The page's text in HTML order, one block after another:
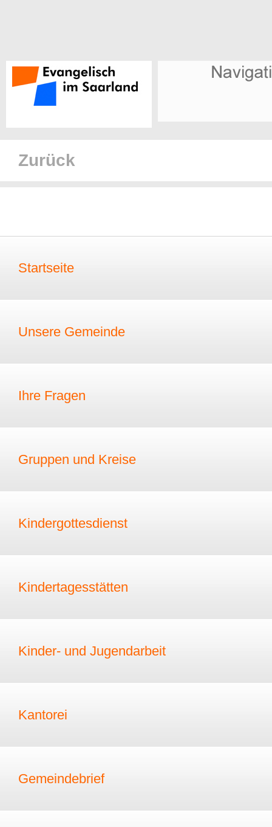
Zurück
Startseite
Unsere Gemeinde
Ihre Fragen
Gruppen und Kreise
Kindergottesdienst
Kindertagesstätten
Kinder- und Jugendarbeit
Kantorei
Gemeindebrief